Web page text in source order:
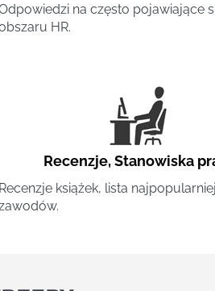
na często pojawiające
HR.
Recenzje,Stanowiska
Recenzje książek, lista